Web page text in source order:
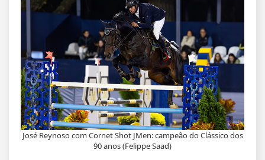
José Reynoso com Cornet Shot JMen: campeão do Clássico dos
90 anos (Felippe Saad)